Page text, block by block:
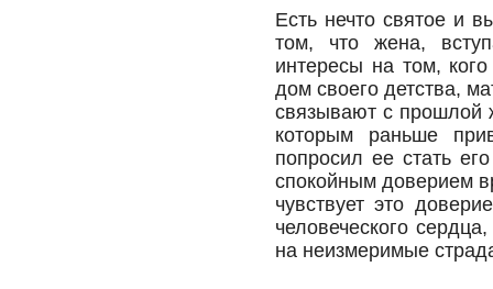
Есть нечто святое и
том, что жена,
интересы на том,
дом своего детства,
связывают с прошлой
которым раньше
попросил ее стать
спокойным доверием
чувствует это
человеческого
на неизмеримые